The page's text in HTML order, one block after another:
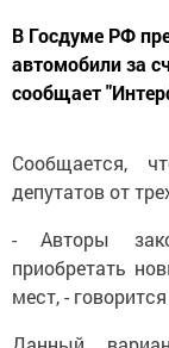
В Госдуме РФ
автомобили за
сообщает
Сообщается,
депутатов от
- Авторы
приобретать
мест, -